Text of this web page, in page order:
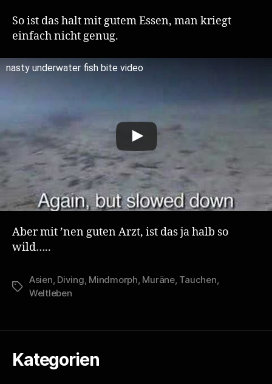
So ist das halt mit gutem Essen, man kriegt
einfach nicht genug.
nasty underwater fish bite video
Aber mit ’nen guten Arzt, ist das ja halb so
wild…..
Schlagwörter
Asien, Diving, Mindmorph, Muräne, Tauchen,
Weltleben
Kategorien